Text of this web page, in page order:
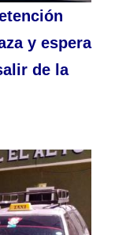
y espera
de la